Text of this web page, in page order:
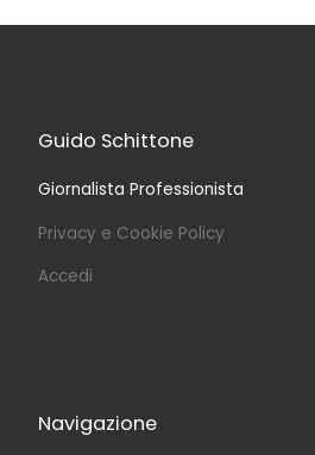
Guido Schittone
Giornalista Professionista
Privacy e Cookie Policy
Accedi
Navigazione